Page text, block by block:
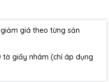
giá theo từng sản
tờ giấy nhám (chỉ áp dụng